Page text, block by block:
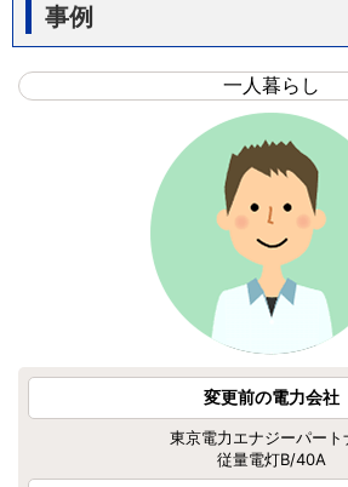
事例
一人暮らし
変更前の電力会社
東京電力エナジーパート
従量電灯B/40A